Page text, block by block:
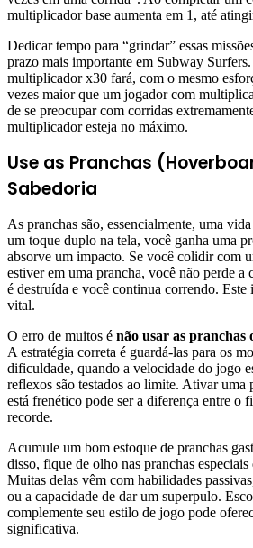
multiplicador base aumenta em 1, até
Dedicar tempo para “grindar” essas
prazo mais importante em Subway
multiplicador x30 fará, com o mesmo
vezes maior que um jogador com
de se preocupar com corridas
multiplicador esteja no máximo.
Use as Pranchas
Sabedoria
As pranchas são, essencialmente, uma
um toque duplo na tela, você ganha uma
absorve um impacto. Se você colidir com
estiver em uma prancha, você não perde a
é destruída e você continua correndo. Este
vital.
O erro de muitos é não usar as pranchas
A estratégia correta é guardá-las para os
dificuldade, quando a velocidade do jogo
reflexos são testados ao limite. Ativar uma
está frenético pode ser a diferença entre o
recorde.
Acumule um bom estoque de pranchas
disso, fique de olho nas pranchas
Muitas delas vêm com habilidades
ou a capacidade de dar um superpulo.
complemente seu estilo de jogo pode
significativa.